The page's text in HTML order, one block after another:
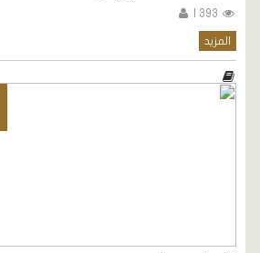
المزيد